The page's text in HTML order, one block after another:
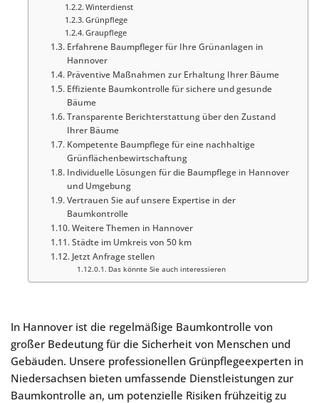
Winterdienst
Grünpflege
Graupflege
Erfahrene Baumpfleger für Ihre Grünanlagen in
Hannover
Präventive Maßnahmen zur Erhaltung Ihrer Bäume
Effiziente Baumkontrolle für sichere und gesunde
Bäume
Transparente Berichterstattung über den Zustand
Ihrer Bäume
Kompetente Baumpflege für eine nachhaltige
Grünflächenbewirtschaftung
Individuelle Lösungen für die Baumpflege in Hannover
und Umgebung
Vertrauen Sie auf unsere Expertise in der
Baumkontrolle
Weitere Themen in Hannover
Städte im Umkreis von 50 km
Jetzt Anfrage stellen
Das könnte Sie auch interessieren
In Hannover ist die regelmäßige Baumkontrolle von
großer Bedeutung für die Sicherheit von Menschen und
Gebäuden. Unsere professionellen Grünpflegeexperten in
Niedersachsen bieten umfassende Dienstleistungen zur
Baumkontrolle an, um potenzielle Risiken frühzeitig zu